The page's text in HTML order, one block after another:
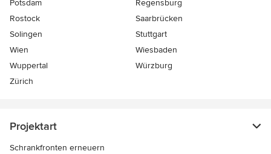
Potsdam
Regensburg
Rostock
Saarbrücken
Solingen
Stuttgart
Wien
Wiesbaden
Wuppertal
Würzburg
Zürich
Projektart
Schrankfronten erneuern